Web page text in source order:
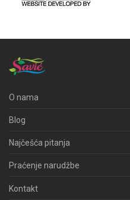
O nama
Blog
Najčešća pitanja
Praćenje narudžbe
Kontakt